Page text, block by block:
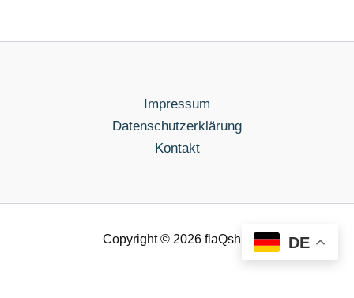
Impressum
Datenschutzerklärung
Kontakt
Copyright © 2026 flaQship DE